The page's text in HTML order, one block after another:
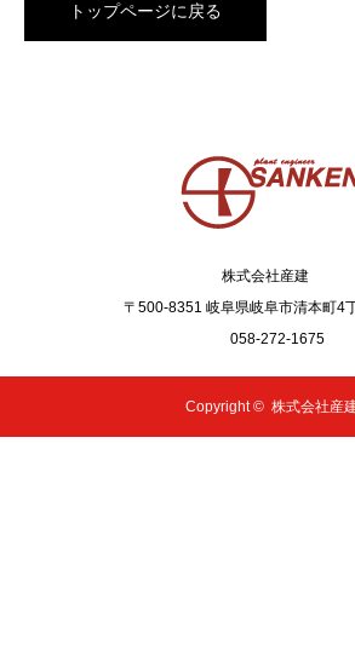
トップページに戻る
株式会社産建
〒500-8351 岐阜県岐阜市清本町4
058-272-1675
Copyright © 株式会社産